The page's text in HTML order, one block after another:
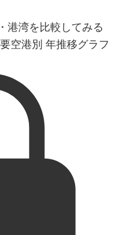
港湾を比較してみる
空港別 年推移グラフ